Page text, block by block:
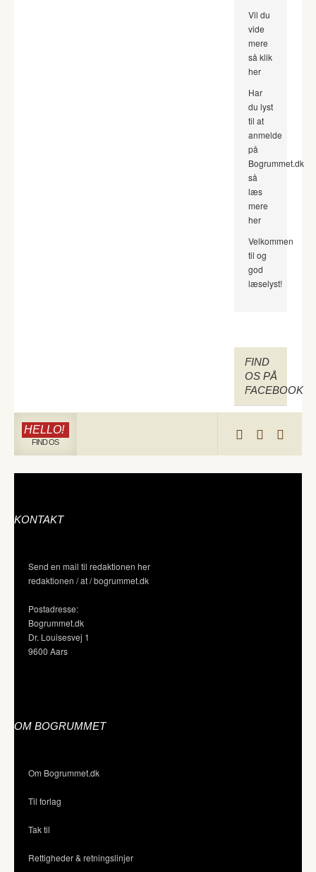
Vil du
vide
mere
så klik
her
Har
du lyst
til at
anmelde
på
Bogrummet.dk
så
læs
mere
her
Velkommen
til og
god
læselyst!
FIND
OS PÅ
FACEBOOK
HELLO!
FIND OS
KONTAKT
Send en mail til redaktionen her
redaktionen / at / bogrummet.dk
Postadresse:
Bogrummet.dk
Dr. Louisesvej 1
9600 Aars
OM BOGRUMMET
Om Bogrummet.dk
Til forlag
Tak til
Rettigheder & retningslinjer